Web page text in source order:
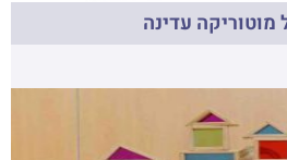
מוטוריקה עדינה